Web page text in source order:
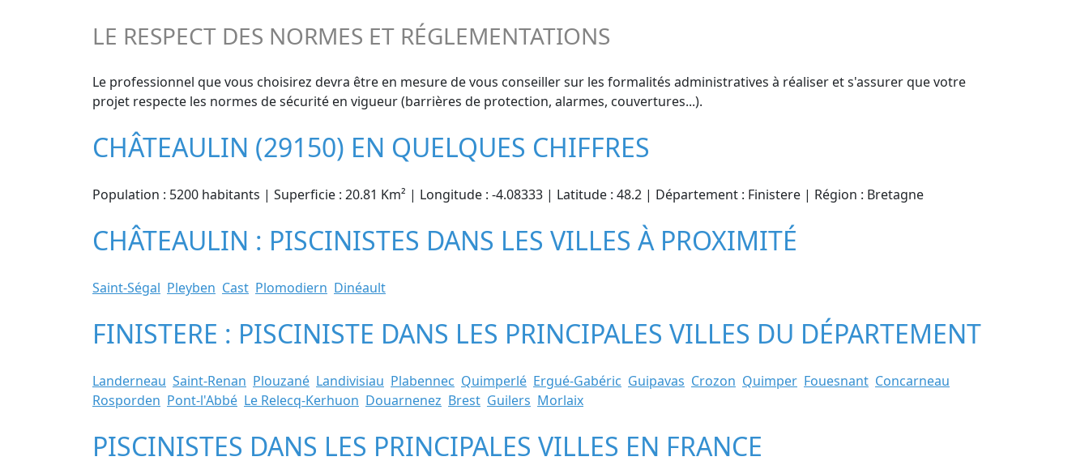
LE RESPECT DES NORMES ET RÉGLEMENTATIONS
Le professionnel que vous choisirez devra être en mesure de vous conseiller sur les formalités administratives à réaliser et s'assurer que votre
projet respecte les normes de sécurité en vigueur (barrières de protection, alarmes, couvertures...).
CHÂTEAULIN (29150) EN QUELQUES CHIFFRES
Population : 5200 habitants | Superficie : 20.81 Km² | Longitude : -4.08333 | Latitude : 48.2 | Département : Finistere | Région : Bretagne
CHÂTEAULIN : PISCINISTES DANS LES VILLES À PROXIMITÉ
Saint-Ségal Pleyben Cast Plomodiern Dinéault
FINISTERE : PISCINISTE DANS LES PRINCIPALES VILLES DU DÉPARTEMENT
Landerneau Saint-Renan Plouzané Landivisiau Plabennec Quimperlé Ergué-Gabéric Guipavas Crozon Quimper Fouesnant Concarneau
Rosporden Pont-l'Abbé Le Relecq-Kerhuon Douarnenez Brest Guilers Morlaix
PISCINISTES DANS LES PRINCIPALES VILLES EN FRANCE